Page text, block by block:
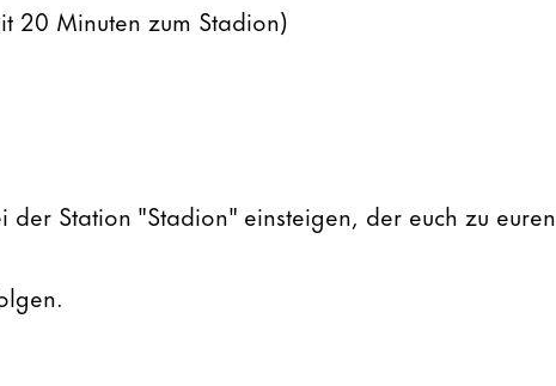
20 Minuten zum Stadion)
der Station "Stadion" einsteigen, der euch zu euren